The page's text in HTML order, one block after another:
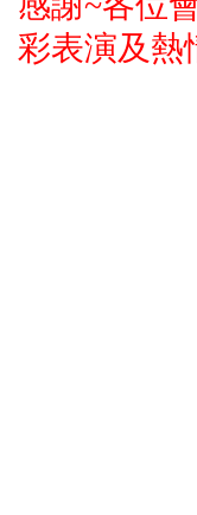
彩表演及熱